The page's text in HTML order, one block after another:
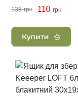
138 грн 110 грн
Купити